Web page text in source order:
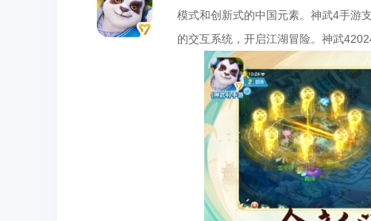
模式和创新式的中国元素。神武4手游
的交互系统，开启江湖冒险。神武